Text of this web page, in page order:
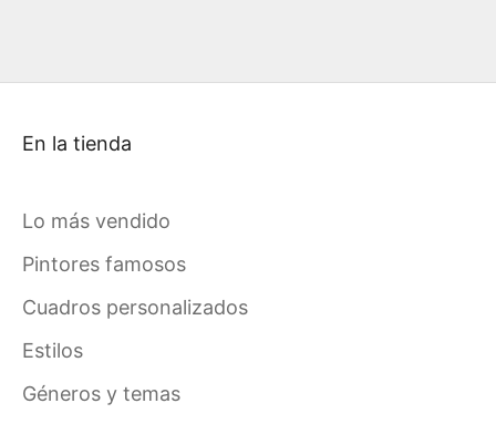
En la tienda
Lo más vendido
Pintores famosos
Cuadros personalizados
Estilos
Géneros y temas